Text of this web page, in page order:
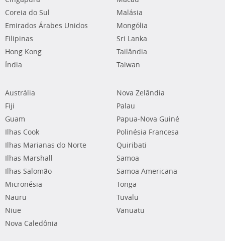
Coreia do Sul
Emirados Árabes Unidos
Filipinas
Hong Kong
Índia
Malásia
Mongólia
Sri Lanka
Tailândia
Taiwan
Austrália
Fiji
Guam
Ilhas Cook
Ilhas Marianas do Norte
Ilhas Marshall
Ilhas Salomão
Micronésia
Nauru
Niue
Nova Caledônia
Nova Zelândia
Palau
Papua-Nova Guiné
Polinésia Francesa
Quiribati
Samoa
Samoa Americana
Tonga
Tuvalu
Vanuatu